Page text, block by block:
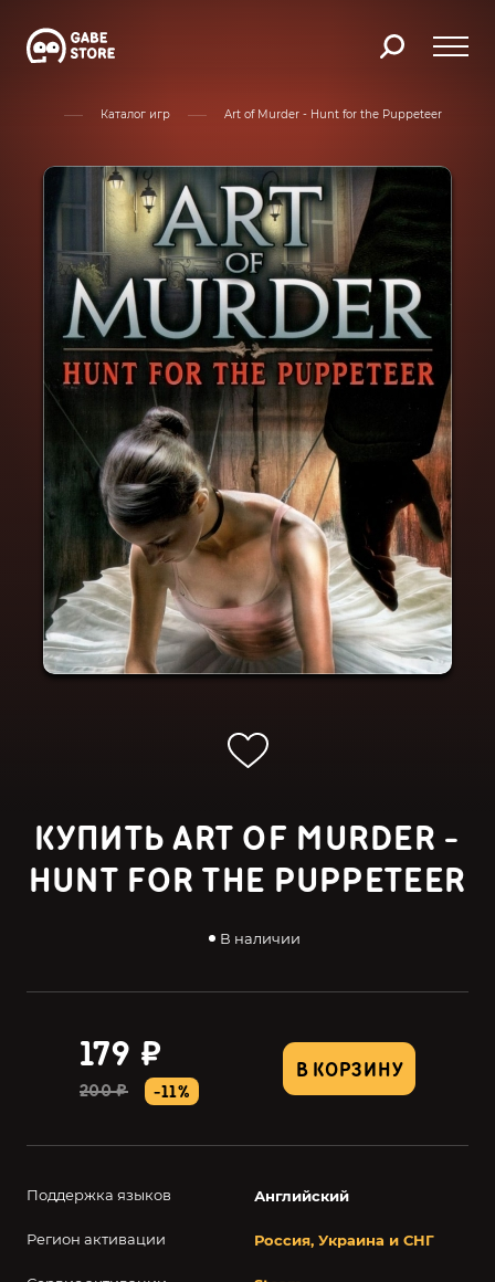
Каталог игр Art of Murder - Hunt for the Puppeteer
КУПИТЬ ART OF MURDER -
HUNT FOR THE PUPPETEER
В наличии
В КОРЗИНУ
179 ₽
200 ₽ -11%
Поддержка языков Английский
Регион активации Россия, Украина и СНГ